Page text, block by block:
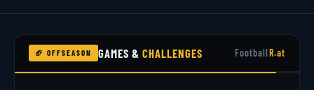
🏈 OFFSEASON GAMES &CHALLENGES FootballR.at